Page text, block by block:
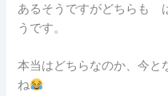
あるそうですがどちらも
うです。
本当はどちらなのか、今と
ね